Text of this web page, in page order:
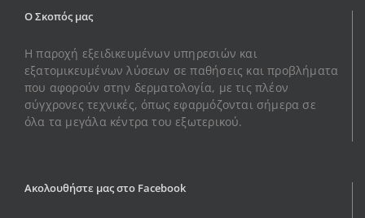
Ο Σκοπός μας
Η παροχή εξειδικευμένων υπηρεσιών και
εξατομικευμένων λύσεων σε παθήσεις και προβλήματα
που αφορούν στην δερματολογία, με τις πλέον
σύγχρονες τεχνικές, όπως εφαρμόζονται σήμερα σε
όλα τα μεγάλα κέντρα του εξωτερικού.
Ακολουθήστε μας στο Facebook